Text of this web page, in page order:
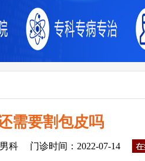
需要割包皮吗
科 门诊时间：2022-07-14